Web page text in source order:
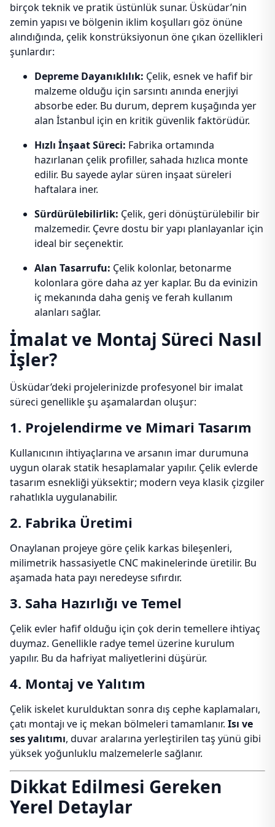
birçok teknik ve pratik üstünlük sunar. Üsküdar’nin
zemin yapısı ve bölgenin iklim koşulları göz önüne
alındığında, çelik konstrüksiyonun öne çıkan özellikleri
şunlardır:
Depreme Dayanıklılık: Çelik, esnek ve hafif bir
malzeme olduğu için sarsıntı anında enerjiyi
absorbe eder. Bu durum, deprem kuşağında yer
alan İstanbul için en kritik güvenlik faktörüdür.
Hızlı İnşaat Süreci: Fabrika ortamında
hazırlanan çelik profiller, sahada hızlıca monte
edilir. Bu sayede aylar süren inşaat süreleri
haftalara iner.
Sürdürülebilirlik: Çelik, geri dönüştürülebilir bir
malzemedir. Çevre dostu bir yapı planlayanlar için
ideal bir seçenektir.
Alan Tasarrufu: Çelik kolonlar, betonarme
kolonlara göre daha az yer kaplar. Bu da evinizin
iç mekanında daha geniş ve ferah kullanım
alanları sağlar.
İmalat ve Montaj Süreci Nasıl
İşler?
Üsküdar’deki projelerinizde profesyonel bir imalat
süreci genellikle şu aşamalardan oluşur:
1. Projelendirme ve Mimari Tasarım
Kullanıcının ihtiyaçlarına ve arsanın imar durumuna
uygun olarak statik hesaplamalar yapılır. Çelik evlerde
tasarım esnekliği yüksektir; modern veya klasik çizgiler
rahatlıkla uygulanabilir.
2. Fabrika Üretimi
Onaylanan projeye göre çelik karkas bileşenleri,
milimetrik hassasiyetle CNC makinelerinde üretilir. Bu
aşamada hata payı neredeyse sıfırdır.
3. Saha Hazırlığı ve Temel
Çelik evler hafif olduğu için çok derin temellere ihtiyaç
duymaz. Genellikle radye temel üzerine kurulum
yapılır. Bu da hafriyat maliyetlerini düşürür.
4. Montaj ve Yalıtım
Çelik iskelet kurulduktan sonra dış cephe kaplamaları,
çatı montajı ve iç mekan bölmeleri tamamlanır. Isı ve
ses yalıtımı, duvar aralarına yerleştirilen taş yünü gibi
yüksek yoğunluklu malzemelerle sağlanır.
Dikkat Edilmesi Gereken
Yerel Detaylar